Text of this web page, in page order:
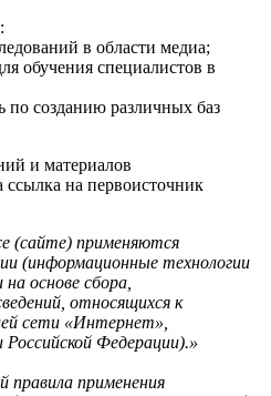
в области медиа;
обучения специалистов в
по созданию различных баз
и материалов
на первоисточник
(сайте) применяются
(информационные технологии
основе сбора,
относящихся к
сети «Интернет»,
Федерации).»
правила применения